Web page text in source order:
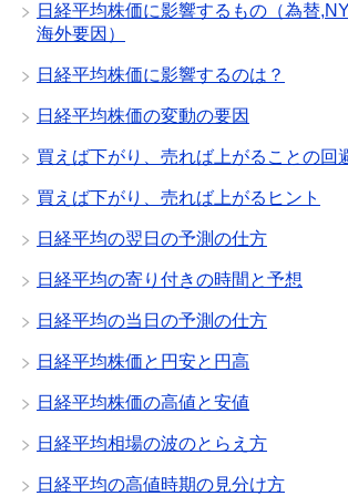
日経平均株価に影響するもの（為替
海外要因）
日経平均株価に影響するのは？
日経平均株価の変動の要因
買えば下がり、売れば上がることの回
買えば下がり、売れば上がるヒント
日経平均の翌日の予測の仕方
日経平均の寄り付きの時間と予想
日経平均の当日の予測の仕方
日経平均株価と円安と円高
日経平均株価の高値と安値
日経平均相場の波のとらえ方
日経平均の高値時期の見分け方